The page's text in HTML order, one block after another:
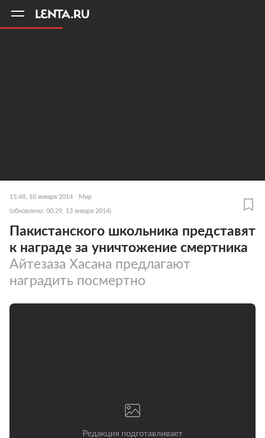
15:48, 10 января 2014 Мир
(обновлено: 00:29, 13 января 2014)
Пакистанского школьника представят
к награде за уничтожение смертника
Айтезаза Хасана предлагают
наградить посмертно